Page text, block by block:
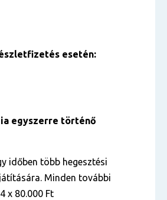
esetén:
egyszerre történő
időben több hegesztési
Minden további
x 80.000 Ft